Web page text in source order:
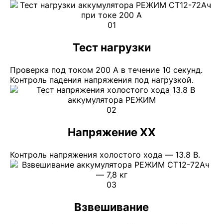
01
Тест нагрузки
Проверка под током 200 А в течение 10 секунд.
Контроль падения напряжения под нагрузкой.
02
Напряжение ХХ
Контроль напряжения холостого хода — 13.8 В.
03
Взвешивание